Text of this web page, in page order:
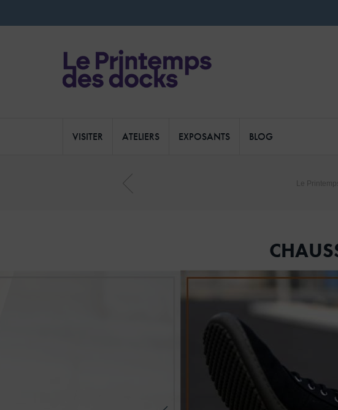
VISITER ATELIERS EXPOSANTS BLOG
Le